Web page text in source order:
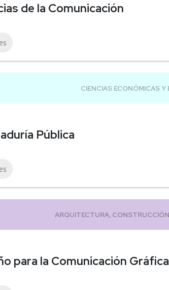
de la Comunicación
Pública
para la Comunicación Gráfica